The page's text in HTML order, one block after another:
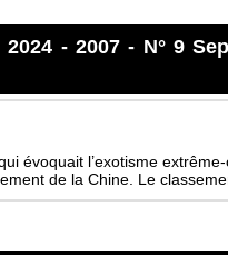
- 2007- N° 9
évoquait l’exotisme
de la Chine. Le